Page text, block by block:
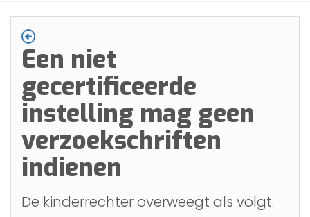
Een niet
gecertificeerde
instelling mag geen
verzoekschriften
indienen
De kinderrechter overweegt als volgt.